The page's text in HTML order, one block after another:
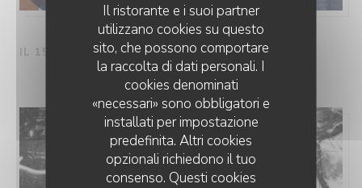
Il ristorante e i suoi partner
utilizzano cookies su questo
sito, che possono comportare
la raccolta di dati personali. I
cookies denominati
«necessari» sono obbligatori e
installati per impostazione
predefinita. Altri cookies
opzionali richiedono il tuo
consenso. Questi cookies
IL 15/08/2026 DA 19H30 A 21H30